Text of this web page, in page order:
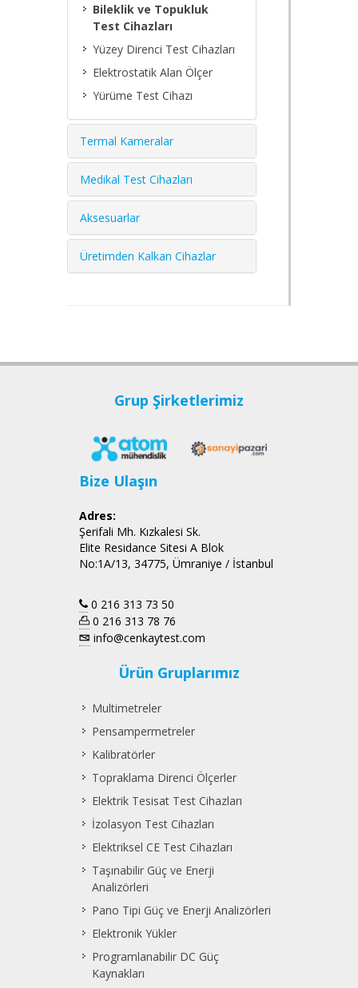
Bileklik ve Topukluk
Test Cihazları
Yüzey Direnci Test Cihazları
Elektrostatik Alan Ölçer
Yürüme Test Cihazı
Termal Kameralar
Medikal Test Cihazları
Aksesuarlar
Üretimden Kalkan Cihazlar
Grup Şirketlerimiz
Bize Ulaşın
Adres:
Şerifali Mh. Kızkalesi Sk.
Elite Residance Sitesi A Blok
No:1A/13, 34775, Ümraniye / İstanbul
0 216 313 73 50
0 216 313 78 76
info@cenkaytest.com
Ürün Gruplarımız
Multimetreler
Pensampermetreler
Kalibratörler
Topraklama Direnci Ölçerler
Elektrik Tesisat Test Cihazları
İzolasyon Test Cihazları
Elektriksel CE Test Cihazları
Taşınabilir Güç ve Enerji
Analizörleri
Pano Tipi Güç ve Enerji Analizörleri
Elektronik Yükler
Programlanabilir DC Güç
Kaynakları